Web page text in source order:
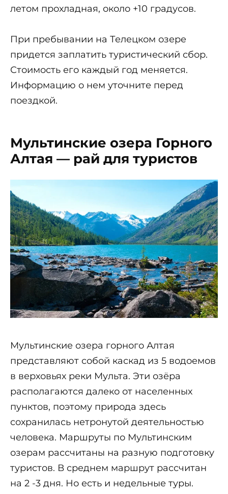
летом прохладная, около +10 градусов.
При пребывании на Телецком озере
придется заплатить туристический сбор.
Стоимость его каждый год меняется.
Информацию о нем уточните перед
поездкой.
Мультинские озера Горного
Алтая — рай для туристов
Мультинские озера горного Алтая
представляют собой каскад из 5 водоемов
в верховьях реки Мульта. Эти озёра
располагаются далеко от населенных
пунктов, поэтому природа здесь
сохранилась нетронутой деятельностью
человека. Маршруты по Мультинским
озерам рассчитаны на разную подготовку
туристов. В среднем маршрут рассчитан
на 2 -3 дня. Но есть и недельные туры.